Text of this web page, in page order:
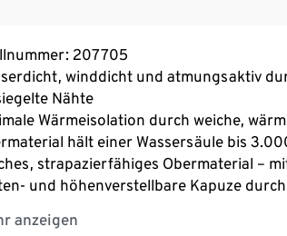
207705
winddicht und atmungsaktiv
Nähte
Wärmeisolation durch weiche,
hält einer Wassersäule bis
strapazierfähiges Obermaterial –
und höhenverstellbare Kapuze
anzeigen
durch versiegelten Reißverschluss zu
Ventilations-Reißverschluss mit